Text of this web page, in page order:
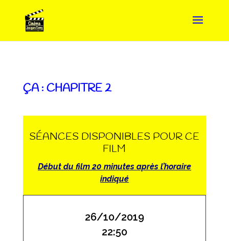
ÇA : CHAPITRE 2
SÉANCES DISPONIBLES POUR CE
FILM
Début du film 20 minutes après l’horaire
indiqué
26/10/2019
22:50